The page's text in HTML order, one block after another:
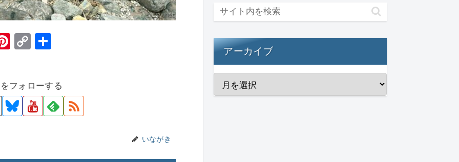
Pi
e
st
C
y
Li
フォローする
いながき
アーカイブ